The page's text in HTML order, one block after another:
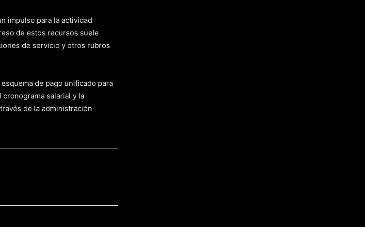
impulso para la actividad
de estos recursos suele
de servicio y otros rubros
de pago unificado para
salarial y la
de la administración